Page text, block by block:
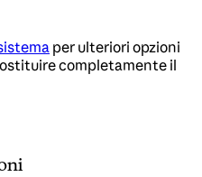
per ulteriori opzioni
completamente il